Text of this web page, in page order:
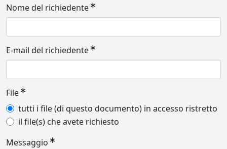
Nome del richiedente
E-mail del richiedente
File
tutti i file (di questo documento) in accesso ristretto
il file(s) che avete richiesto
Messaggio